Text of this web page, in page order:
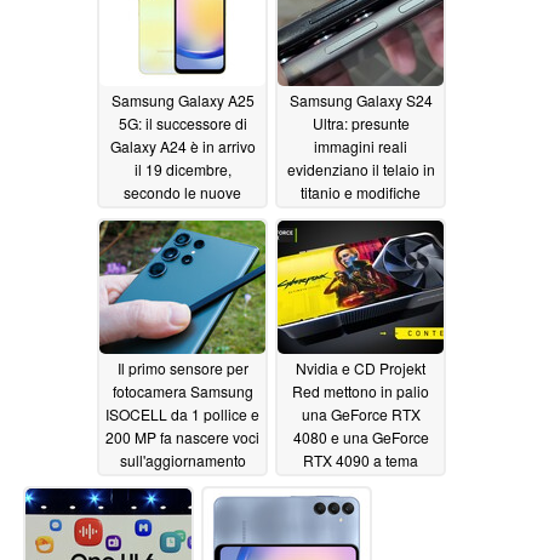
Samsung Galaxy A25
5G: il successore di
Galaxy A24 è in arrivo
il 19 dicembre,
secondo le nuove
informazioni trapelate
dai rivenditori12/07/2023
Samsung Galaxy S24
Ultra: presunte
immagini reali
evidenziano il telaio in
titanio e modifiche
minori al design
rispetto a Galaxy S23
Ultra12/07/2023
Il primo sensore per
fotocamera Samsung
ISOCELL da 1 pollice e
200 MP fa nascere voci
sull'aggiornamento
della fotocamera di
Galaxy S25 Ultra
12/07/2023
Nvidia e CD Projekt
Red mettono in palio
una GeForce RTX
4080 e una GeForce
RTX 4090 a tema
Ultimate Edition